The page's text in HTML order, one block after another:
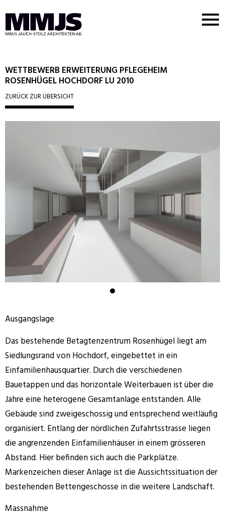
WETTBEWERB ERWEITERUNG PFLEGEHEIM
ROSENHÜGEL HOCHDORF LU 2010
ZURÜCK ZUR ÜBERSICHT
Ausgangslage
Das bestehende Betagtenzentrum Rosenhügel liegt am
Siedlungsrand von Hochdorf, eingebettet in ein
Einfamilienhausquartier. Durch die verschiedenen
Bauetappen und das horizontale Weiterbauen ist über die
Jahre eine heterogene Gesamtanlage entstanden. Alle
Gebäude sind zweigeschossig und entsprechend weitläufig
organisiert. Entlang der nördlichen Zufahrtsstrasse liegen
die angrenzenden Einfamilienhäuser in einem grösseren
Abstand. Hier befinden sich auch die Parkplätze.
Markenzeichen dieser Anlage ist die Aussichtssituation der
bestehenden Bettengeschosse in die weitere Landschaft.
Massnahme